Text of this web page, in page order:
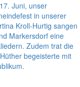
Juni, unser
in unserer
Kroll-Hurtig sangen
Markersdorf eine
Zudem trat die
begeisterte mit